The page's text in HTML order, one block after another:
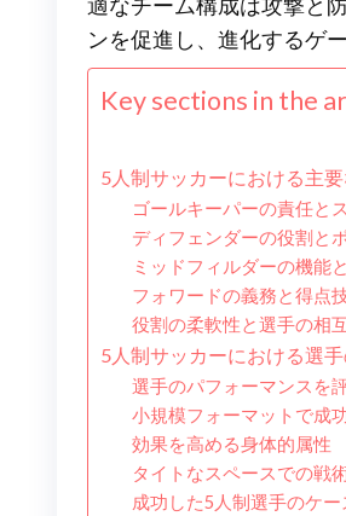
適なチーム構成は攻撃と
ンを促進し、進化するゲ
Key sections in the
5人制サッカーにおける主
ゴールキーパーの責任と
ディフェンダーの役割と
ミッドフィルダーの機能
フォワードの義務と得点
役割の柔軟性と選手の相
5人制サッカーにおける選
選手のパフォーマンスを
小規模フォーマットで成
効果を高める身体的属性
タイトなスペースでの戦
成功した5人制選手のケー